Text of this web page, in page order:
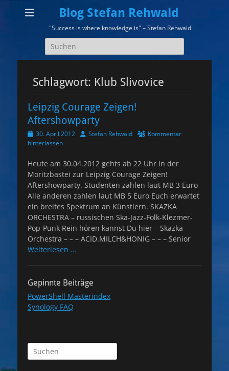
Blog Stefan Rehwald
"Success is where knowledge is" – Stefan Rehwald
Suchen
nach:
Schlagwort: Klub Slivovice
Leipzig Courage Zeigen!
Aftershowparty
Veröffentlicht
am
30. April 2012 AutorStefan Rehwald
Kommentar
hinterlassen
Heute am 30.04.2012 gehts ab 22 Uhr in der
Moritzbastei zur Leipzig Courage Zeigen!
Aftershowparty. Studenten zahlen laut MB 3 Euro
Alle anderen zahlen laut MB 5 Euro Euch erwartet
ein breites Spektrum an Künstlern. SKAZKA
ORCHESTRA – russischen Ska-Jazz-Folk-Klezmer-
Pop-Punk Rein hören kannst Du hier – Skazka
Orchestra – – – ACID.MILCH&HONIG – – – Senior
Weiterlesen …
Gepinnte Beiträge
PowerShell Masterindex
Synology FAQ
Suchen
nach: